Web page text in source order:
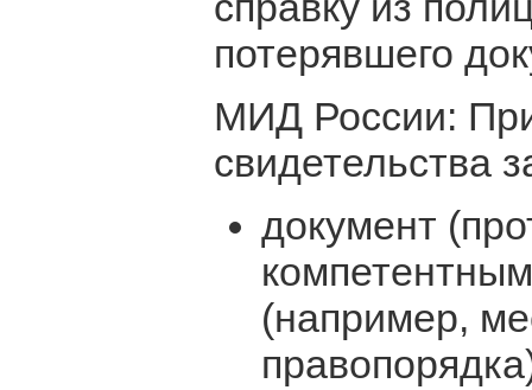
потерявшего
МИД России:
свидетельства
документ
(например,